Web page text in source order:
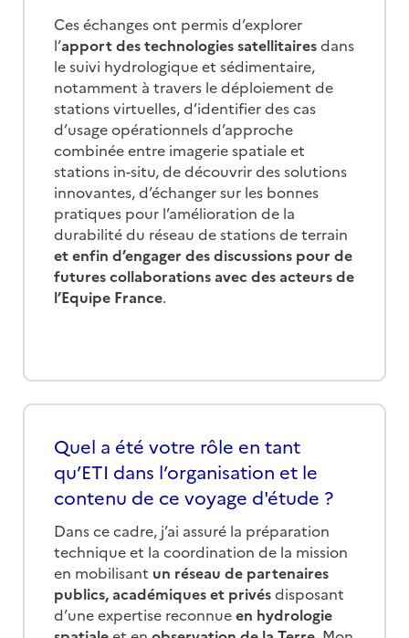
Ces échanges ont permis d’explorer
l’apport des technologies satellitairesdans
le suivi hydrologique et sédimentaire,
notamment à travers le déploiement de
stations virtuelles, d’identifier des cas
d’usage opérationnels d’approche
combinée entre imagerie spatiale et
stations in-situ, de découvrir des solutions
innovantes, d’échanger sur les bonnes
pratiques pour l’amélioration de la
durabilité du réseau de stations de terrain
et enfin d’engager des discussions pour de
futures collaborations avec des acteurs de
l’Equipe France.
Quel a été votre rôle en tant
qu’ETI dans l’organisation et le
contenu de ce voyage d'étude ?
Dans ce cadre, j’ai assuré la préparation
technique et la coordination de la mission
en mobilisant un réseau de partenaires
publics, académiques et privésdisposant
d’une expertise reconnueen hydrologie